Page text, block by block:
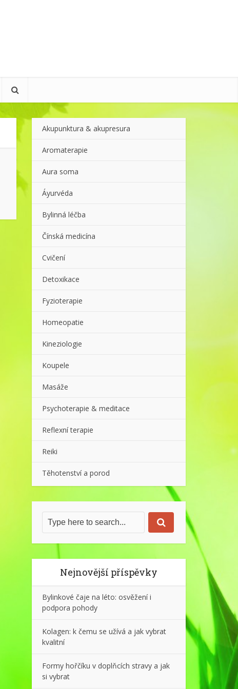
Akupunktura & akupresura
Aromaterapie
Aura soma
Áyurvéda
Bylinná léčba
Čínská medicína
Cvičení
Detoxikace
Fyzioterapie
Homeopatie
Kineziologie
Koupele
Masáže
Psychoterapie & meditace
Reflexní terapie
Reiki
Těhotenství a porod
Nejnovější příspěvky
Bylinkové čaje na léto: osvěžení i
podpora pohody
Kolagen: k čemu se užívá a jak vybrat
kvalitní
Formy hořčíku v doplňcích stravy a jak
si vybrat